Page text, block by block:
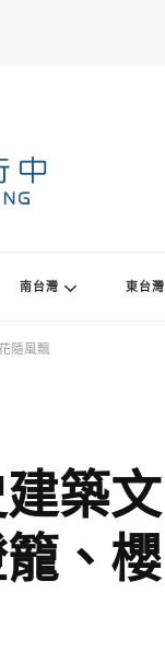
南台灣 東台灣
隨風飄
築文
、櫻